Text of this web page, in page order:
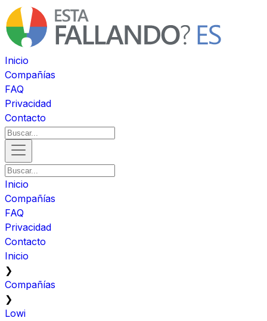
Inicio
Compañías
FAQ
Privacidad
Contacto
Inicio
Compañías
FAQ
Privacidad
Contacto
Inicio
❯
Compañías
❯
Lowi